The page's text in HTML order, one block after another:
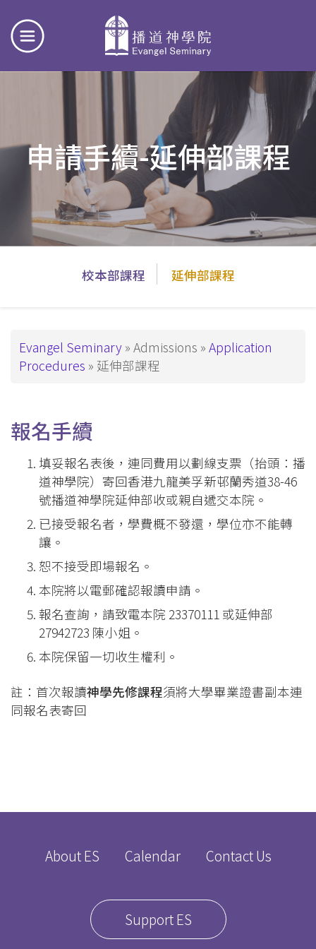
申請手續-延伸部課程
_Tier3
校本部課程 延伸部課程
Breadcrumb
Evangel Seminary Admissions
Application
Procedures
延伸部課程
報名手續
填妥報名表後，連同費用以劃線支票（抬頭：播
道神學院）寄回香港九龍美孚新邨蘭秀道38-46
號播道神學院延伸部收或親自遞交本院。
已接受報名者，學費概不發還，學位亦不能轉
讓。
恕不接受即場報名。
本院將以電郵確認報讀申請。
報名查詢，請致電本院 23370111 或延伸部
27942723 陳小姐。
本院保留一切收生權利。
註：首次報讀神學先修課程須將大學畢業證書副本連
同報名表寄回
About ES Calendar Contact Us
Support ES